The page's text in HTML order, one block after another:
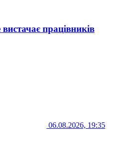
працівників
06.08.2026, 19:35